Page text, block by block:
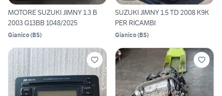
MOTORE SUZUKI JIMNY 1.3 B
2003 G13BB 1048/2025
Gianico(BS)
SUZUKI JIMNY 1.5 TD 2008 K9K
PER RICAMBI
Gianico(BS)